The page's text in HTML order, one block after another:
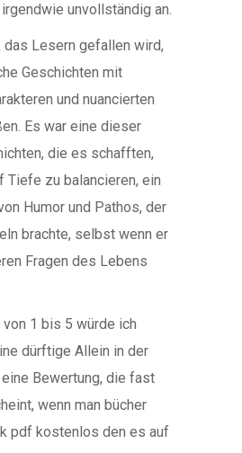
unvollständig an.
das Lesern gefallen wird,
Geschichten mit
und nuancierten
Es war eine dieser
die es schafften,
Tiefe zu balancieren, ein
Humor und Pathos, der
brachte, selbst wenn er
Fragen des Lebens
1 bis 5 würde ich
dürftige Allein in der
Bewertung, die fast
wenn man bücher
pdf kostenlos den es auf